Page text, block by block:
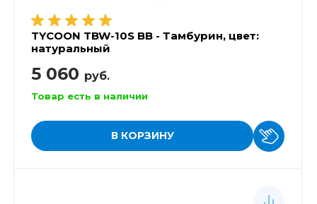
TYCOON TBW-10S BB - Тамбурин, цвет:
натуральный
5 060 руб.
Товар есть в наличии
В КОРЗИНУ